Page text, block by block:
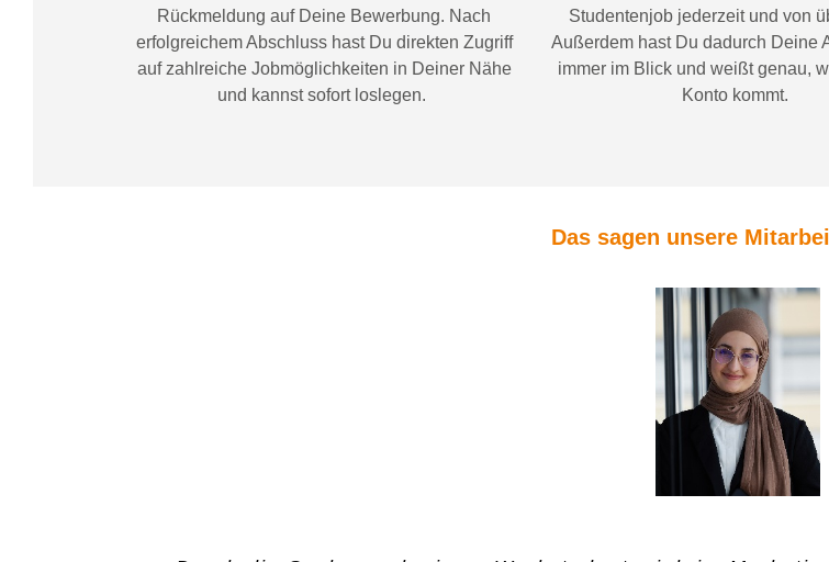
Rückmeldung auf Deine Bewerbung. Nach
erfolgreichem Abschluss hast Du direkten Zugriff
auf zahlreiche Jobmöglichkeiten in Deiner Nähe
und kannst sofort loslegen.
Studentenjob jederzeit und von
Außerdem hast Du dadurch Deine
immer imBlick und weißtgenau,
Konto kommt.
Das sagen unsere